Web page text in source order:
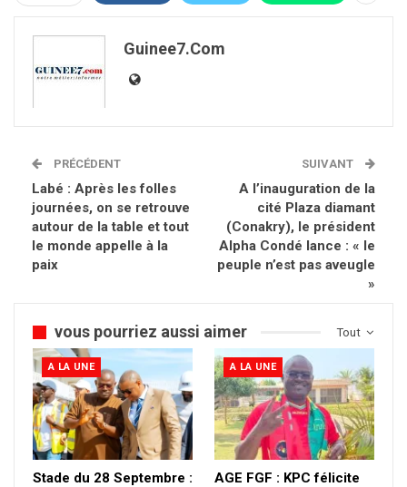
Guinee7.com
PRÉCÉDENT
Labé : Après les folles
journées, on se retrouve
autour de la table et tout
le monde appelle à la
paix
SUIVANT
A l’inauguration de la
cité Plaza diamant
(Conakry), le président
Alpha Condé lance : « le
peuple n’est pas aveugle
»
Tout
vous pourriez aussi aimer
A LA UNE
Stade du 28 Septembre :
A LA UNE
AGE FGF : KPC félicite